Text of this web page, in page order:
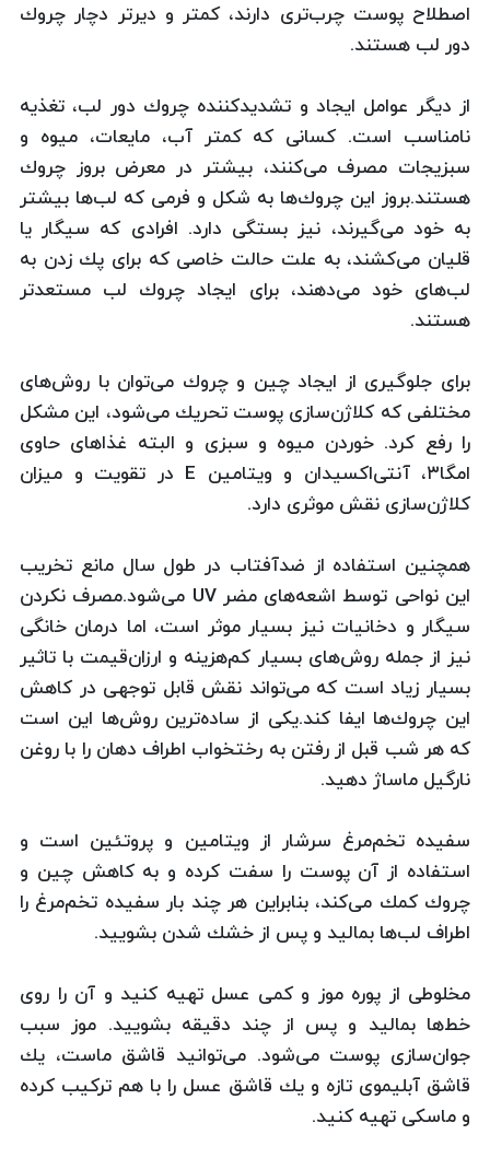
اصطلاح پوست چرب‌تری دارند، كمتر و دیرتر دچار چروك
دور لب هستند.
از دیگر عوامل ایجاد و تشدیدكننده چروك دور لب، تغذیه
نامناسب است. كسانی كه كمتر آب، مایعات، میوه و
سبزیجات مصرف می‌كنند، بیشتر در معرض بروز چروك
هستند.بروز این چروك‌ها به شكل و فرمی كه لب‌ها بیشتر
به خود می‌گیرند، نیز بستگی دارد. افرادی كه سیگار یا
قلیان می‌كشند، به علت حالت خاصی كه برای پك زدن به
لب‌های خود می‌دهند، برای ایجاد چروك لب مستعدتر
هستند.
برای جلوگیری از ایجاد چین و چروك می‌توان با روش‌های
مختلفی كه كلاژن‌سازی پوست تحریك می‌شود، این مشكل
را رفع كرد. خوردن میوه و سبزی و البته غذاهای حاوی
امگا۳، آنتی‌اكسیدان و ویتامین E در تقویت و میزان
كلاژن‌سازی نقش موثری دارد.
همچنین استفاده از ضدآفتاب در طول سال مانع تخریب
این نواحی توسط اشعه‌های مضر UV می‌شود.مصرف نكردن
سیگار و دخانیات نیز بسیار موثر است، اما درمان خانگی
نیز از جمله روش‌های بسیار كم‌هزینه و ارزان‌قیمت با تاثیر
بسیار زیاد است كه می‌تواند نقش قابل توجهی در كاهش
این چروك‌ها ایفا كند.‌یكی از ساده‌ترین روش‌ها این است
كه هر شب قبل از رفتن به رختخواب اطراف دهان را با روغن
نارگیل ماساژ دهید.‌
سفیده تخم‌مرغ سرشار از ویتامین و پروتئین است و
استفاده از آن پوست را سفت كرده و به كاهش چین و
چروك كمك می‌كند، بنابراین هر چند بار سفیده تخم‌مرغ را
اطراف لب‌ها بمالید و پس از خشك شدن بشویید.
مخلوطی از پوره موز و كمی عسل تهیه كنید و آن را روی
خط‌ها بمالید و پس از چند دقیقه بشویید. موز سبب
جوان‌سازی پوست می‌شود.‌ می‌توانید قاشق ماست، یك
قاشق آبلیموی تازه و یك قاشق عسل را با هم تركیب كرده
و ماسكی تهیه كنید.